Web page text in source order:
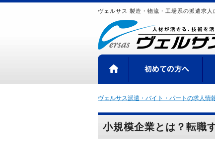
ヴェルサス 製造・物流・工場系の派遣求人
ヴェルサス派遣・バイト・パートの求人情
小規模企業とは？転職